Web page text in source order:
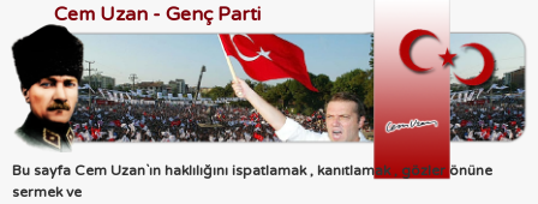
Cem Uzan - Genç Parti
Bu sayfa Cem Uzan`ın haklılığını ispatlamak , kanıtlamak , gözler önüne
sermek ve